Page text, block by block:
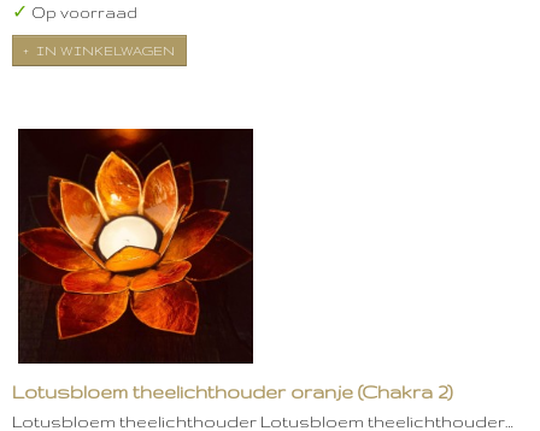
✓ Op voorraad
IN WINKELWAGEN
Lotusbloem theelichthouder oranje (Chakra 2)
Lotusbloem theelichthouder Lotusbloem theelichthouder…